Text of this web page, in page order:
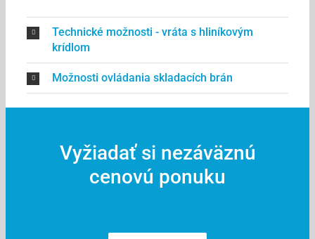
Technické možnosti - vráta s hliníkovým
krídlom
Možnosti ovládania skladacích brán
Vyžiadať si nezáväznú
cenovú ponuku